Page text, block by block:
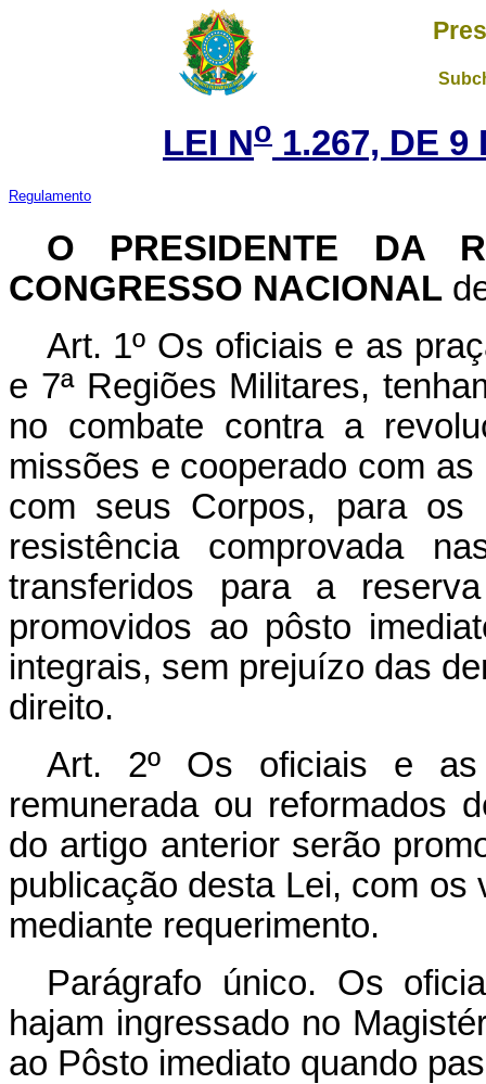
LEI No 1.267, DE 9
Regulamento
O PRESIDENTE DA
CONGRESSO NACIONAL
Art. 1º Os oficiais e as
e 7ª Regiões Militares,
no combate contra a
missões e cooperado com
com seus Corpos, para os
resistência comprovada
transferidos para a
promovidos ao pôsto
integrais, sem prejuízo das
direito.
Art. 2º Os oficiais e as
remunerada ou reformados
do artigo anterior serão
publicação desta Lei, com
mediante requerimento.
Parágrafo único. Os
hajam ingressado no
ao Pôsto imediato quando